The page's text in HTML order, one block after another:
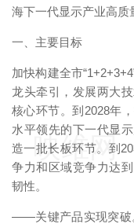
海下一代显示产业高质
一、主要目标
加快构建全市
龙头牵引，发展两大
核心环节。到2028年
水平领先的下一代显
造一批长板环节。到
争力和区域竞争力达
韧性。
——关键产品实现突破
映维网